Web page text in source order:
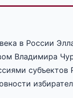
в России
Владимира